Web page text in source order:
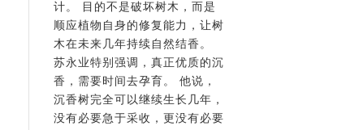
计。 目的不是破坏树木，而是
顺应植物自身的修复能力，让树
木在未来几年持续自然结香。
苏永业特别强调，真正优质的沉
香，需要时间去孕育。 他说，
沉香树完全可以继续生长几年，
没有必要急于采收，更没有必要